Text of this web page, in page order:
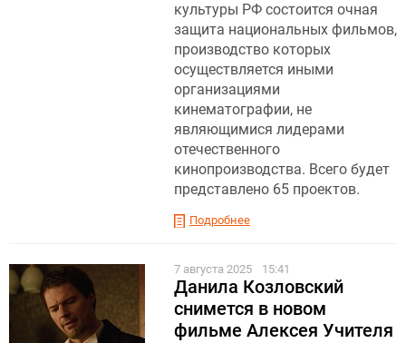
культуры РФ состоится очная
защита национальных фильмов,
производство которых
осуществляется иными
организациями
кинематографии, не
являющимися лидерами
отечественного
кинопроизводства. Всего будет
представлено 65 проектов.
Подробнее
7 августа 2025 15:41
Данила Козловский
снимется в новом
фильме Алексея Учителя